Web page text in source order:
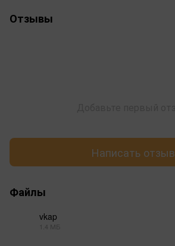
Отзывы
Написать отзыв
Файлы
vkap
1.4 МБ